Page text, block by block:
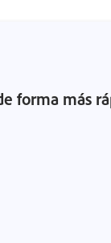
forma más